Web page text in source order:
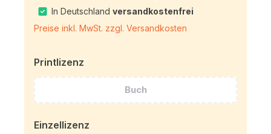
In Deutschlandversandkostenfrei
Preise inkl. MwSt. zzgl. Versandkosten
Printlizenz
Buch
Einzellizenz